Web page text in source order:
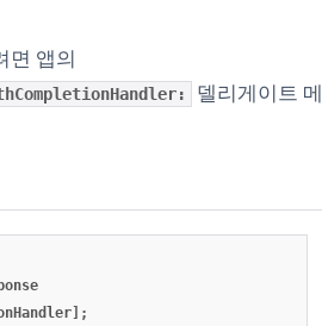
면 앱의
델리게이트 메
];